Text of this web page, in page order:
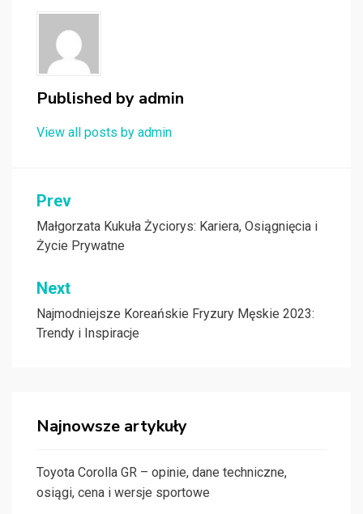
Published by admin
View all posts by admin
Nawigacja
wpisu
Prev
Małgorzata Kukuła Życiorys: Kariera, Osiągnięcia i
Życie Prywatne
Next
Najmodniejsze Koreańskie Fryzury Męskie 2023:
Trendy i Inspiracje
Najnowsze artykuły
Toyota Corolla GR – opinie, dane techniczne,
osiągi, cena i wersje sportowe